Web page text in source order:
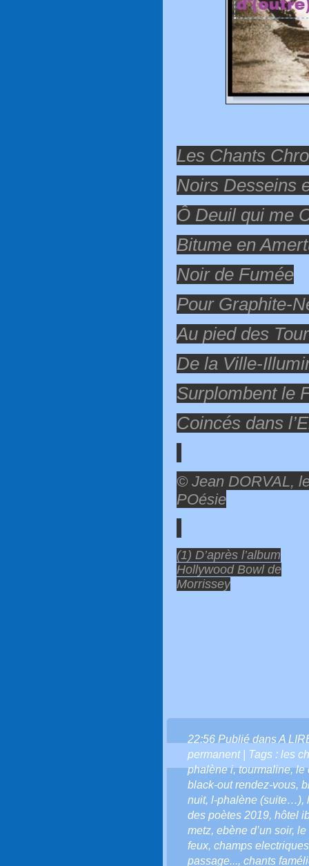
Les Chants
Noirs Desseins
Ô Deuil qui me
Bitume en
Noir de Fumée
Pour Graphite-
Au pied des
De la Ville-
Surplombent le
Coincés dans
© Jean DORVAL,
POésie
(1) D’après l’album
Hollywood Bowl de
Morrissey
22:56 Publié dansA
permanent| Tags : les
phalène i,tourmaline,le
black-out rendez-vous,
nuit, l-phalène (suite…),
des poètes 2019, hôtel
metz, ebène d’un soir, le
feux, champs
passage..., chants